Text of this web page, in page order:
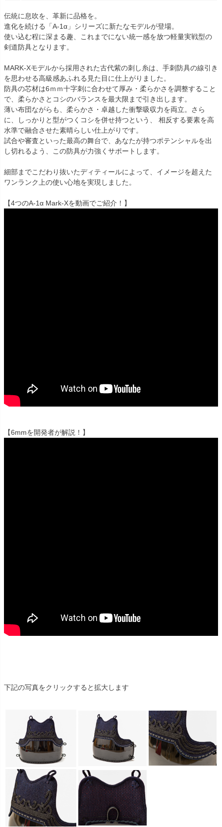
伝統に息吹を、革新に品格を。
進化を続ける「A-1α」シリーズに新たなモデルが登場。
使い込む程に深まる趣、これまでにない統一感を放つ軽量実戦型の
剣道防具となります。
MARK-Xモデルから採用された古代紫の刺し糸は、手刺防具の線引き
を思わせる高級感あふれる見た目に仕上がりました。
防具の芯材は6ｍｍ十字刺に合わせて厚み・柔らかさを調整すること
で、柔らかさとコシのバランスを最大限まで引き出します。
薄い布団ながらも、柔らかさ・卓越した衝撃吸収力を両立。さら
に、しっかりと型がつくコシを併せ持つという、 相反する要素を高
水準で融合させた素晴らしい仕上がりです。
試合や審査といった最高の舞台で、あなたが持つポテンシャルを出
し切れるよう、この防具が力強くサポートします。
細部までこだわり抜いたディティールによって、イメージを超えた
ワンランク上の使い心地を実現しました。
【4つのA-1α Mark-Xを動画でご紹介！】
【6mmを開発者が解説！】
下記の写真をクリックすると拡大します